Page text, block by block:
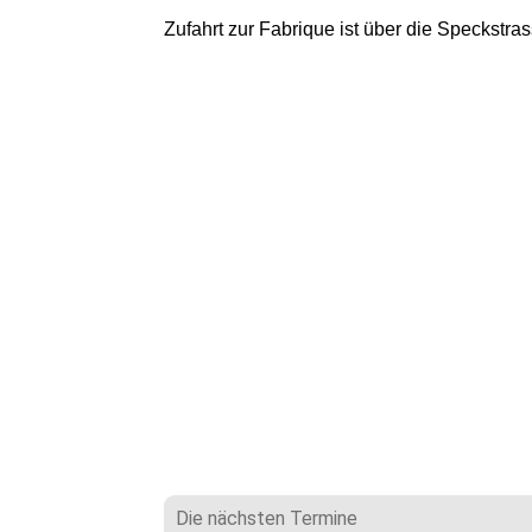
Zufahrt zur Fabrique ist über die
Die nächsten Termine